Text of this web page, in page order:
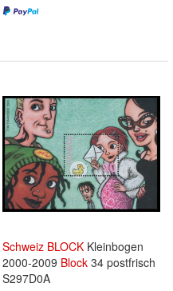
Schweiz BLOCK Kleinbogen
2000-2009 Block 34 postfrisch
S297D0A